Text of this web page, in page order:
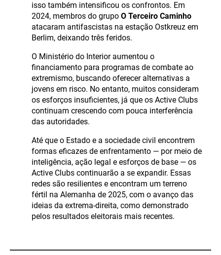
isso também intensificou os confrontos. Em
2024, membros do grupo O Terceiro Caminho
atacaram antifascistas na estação Ostkreuz em
Berlim, deixando três feridos.
O Ministério do Interior aumentou o
financiamento para programas de combate ao
extremismo, buscando oferecer alternativas a
jovens em risco. No entanto, muitos consideram
os esforços insuficientes, já que os Active Clubs
continuam crescendo com pouca interferência
das autoridades.
Até que o Estado e a sociedade civil encontrem
formas eficazes de enfrentamento — por meio de
inteligência, ação legal e esforços de base — os
Active Clubs continuarão a se expandir. Essas
redes são resilientes e encontram um terreno
fértil na Alemanha de 2025, com o avanço das
ideias da extrema-direita, como demonstrado
pelos resultados eleitorais mais recentes.